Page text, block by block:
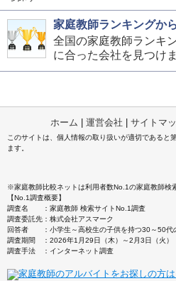
家庭教師ランキングか
全国の家庭教師ランキ
に合った会社を見つけ
ホーム 運営会社 サイトマ
このサイトは、個人情報の取り扱いが適切であると
ます。
※家庭教師比較ネットは利用者数No.1の家庭教師検
【No.1調査概要】
調査名 ：家庭教師 検索サイトNo.1調査
調査委託先：株式会社アスマーク
回答者 ：小学生～高校生の子供を持つ30～50代
調査期間 ：2026年1月29日（木）～2月3日（火）
調査手法 ：インターネット調査